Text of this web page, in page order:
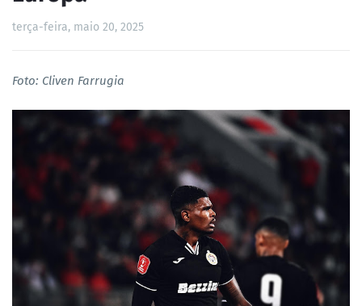
terça-feira, maio 20, 2025
Foto: Cliven Farrugia